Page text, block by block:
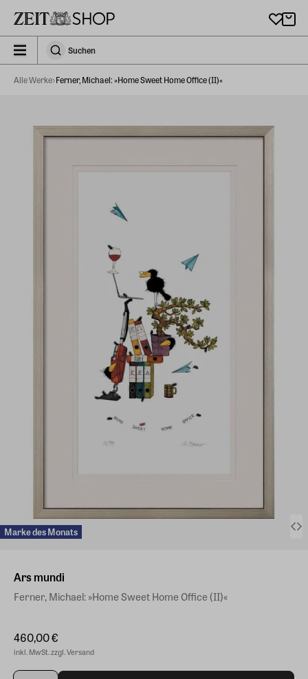
zeit_storefront.components.search.collapsed
SuchenSuchen
Alle Werke Ferner, Michael: »Home Sweet Home Office (II)«
Marke des Monats
Ars mundi
Ferner, Michael: »Home Sweet Home Office (II)«
460,00 €
inkl. MwSt. zzgl. Versand